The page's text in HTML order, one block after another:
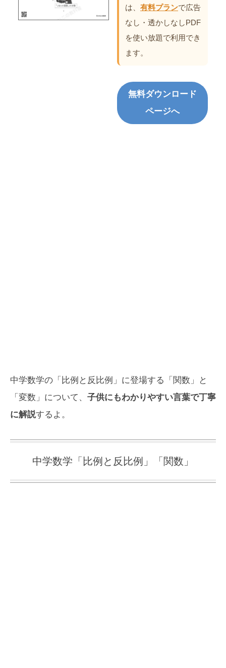
は、 有料プランで広告
なし・透かしなしPDF
を使い放題で利用でき
ます。
無料ダウンロード
ページへ
中学数学の「比例と反比例」に登場する「関数」と
「変数」について、 子供にもわかりやすい言葉で丁寧
に解説するよ。
中学数学「比例と反比例」「関数」